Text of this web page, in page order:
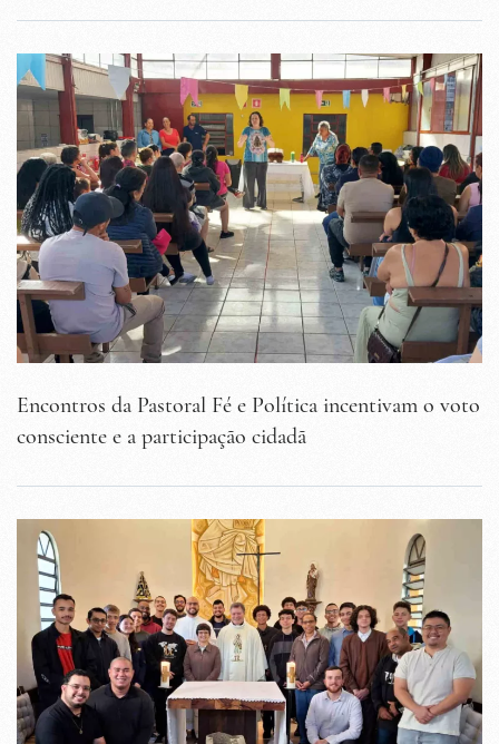
Encontros da Pastoral Fé e Política incentivam o voto
consciente e a participação cidadã